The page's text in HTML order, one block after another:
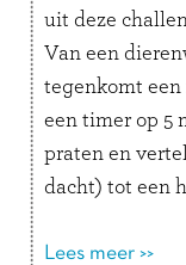
uit deze
Van een
tegenkomt
een timer op 5
praten en
dacht) tot een
Lees meer >>